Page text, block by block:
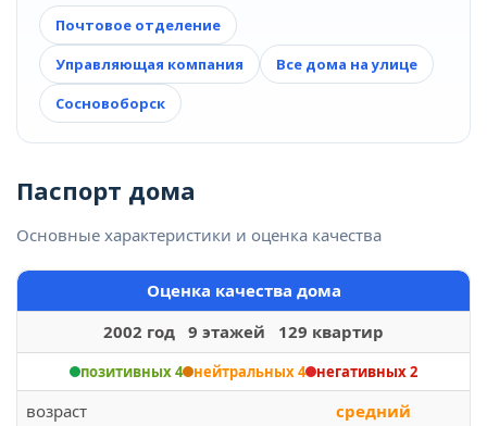
Почтовое отделение
Управляющая компания
Все дома на улице
Сосновоборск
Паспорт дома
Основные характеристики и оценка качества
Оценка качества дома
2002 год 9 этажей 129 квартир
позитивных 4 нейтральных 4 негативных 2
возраст
средний